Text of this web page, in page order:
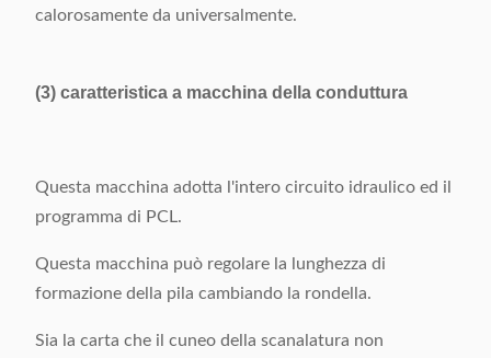
calorosamente da universalmente.
(3) caratteristica a macchina della conduttura
Questa macchina adotta l'intero circuito idraulico ed il
programma di PCL.
Questa macchina può regolare la lunghezza di
formazione della pila cambiando la rondella.
Sia la carta che il cuneo della scanalatura non